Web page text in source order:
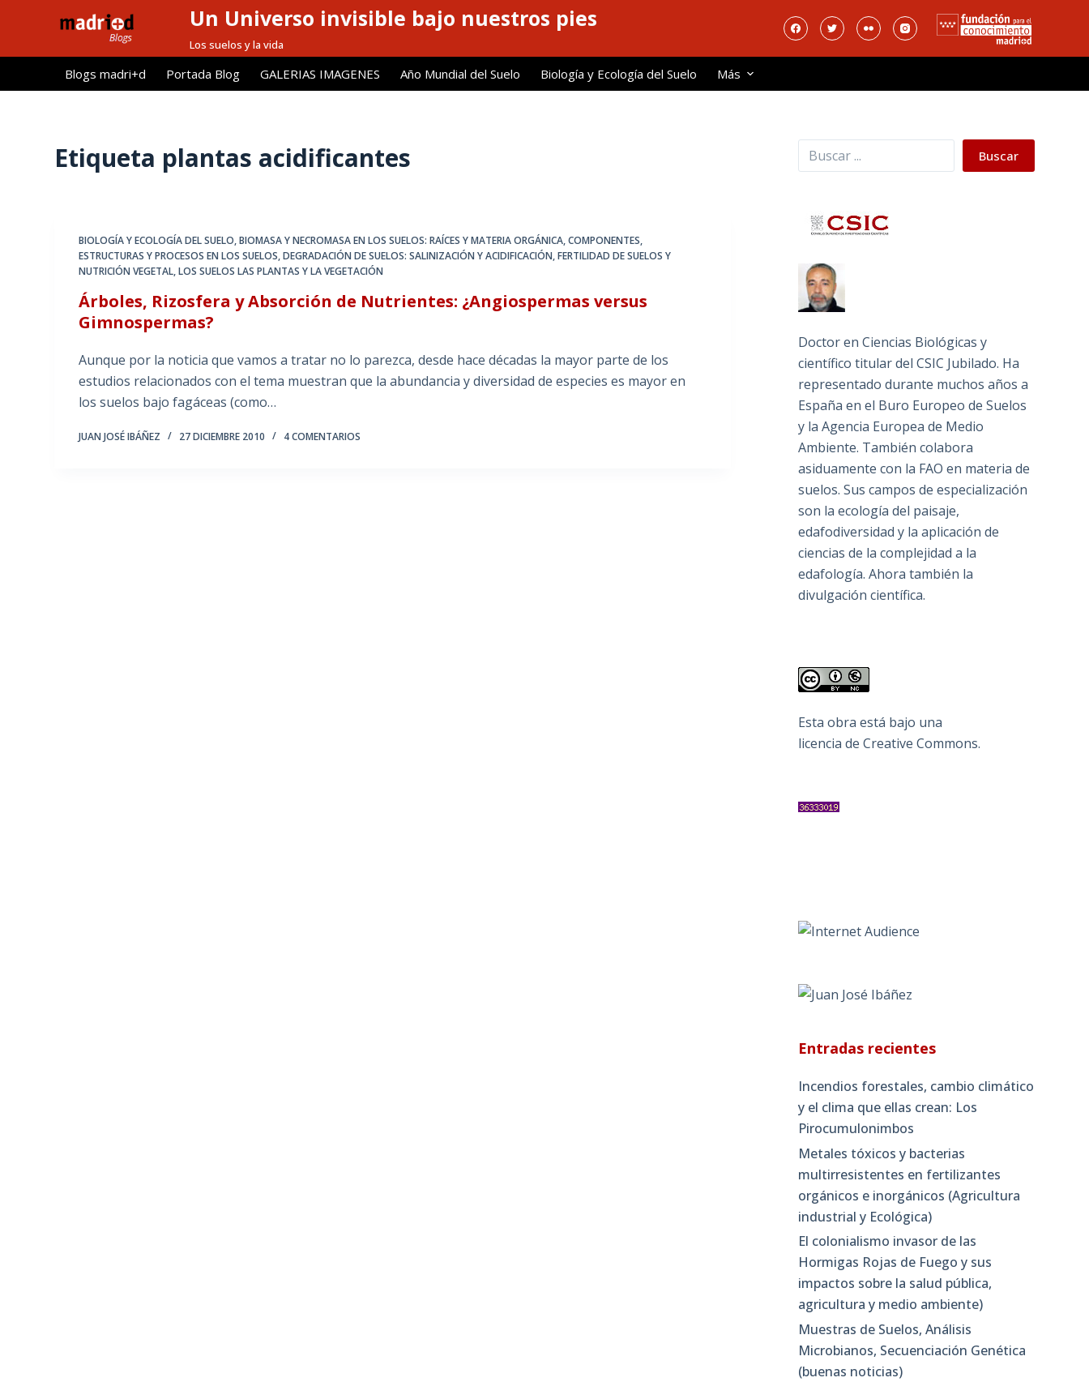
l
Un Universo invisible bajo nuestros pies
Los suelos y la vida
Blogs madri+d Portada Blog GALERIAS IMAGENES Año Mundial del Suelo Biología y Ecología del Suelo Más
Etiqueta plantas acidificantes
BIOLOGÍA Y ECOLOGÍA DEL SUELO,BIOMASA Y NECROMASA EN LOS SUELOS: RAÍCES Y MATERIA ORGÁNICA,COMPONENTES,
ESTRUCTURAS Y PROCESOS EN LOS SUELOS,DEGRADACIÓN DE SUELOS: SALINIZACIÓN Y ACIDIFICACIÓN,FERTILIDAD DE SUELOS Y
NUTRICIÓN VEGETAL,LOS SUELOS LAS PLANTAS Y LA VEGETACIÓN
Árboles, Rizosfera y Absorción de Nutrientes: ¿Angiospermas versus
Gimnospermas?
Aunque por la noticia que vamos a tratar no lo parezca, desde hace décadas la mayor parte de los
estudios relacionados con el tema muestran que la abundancia y diversidad de especies es mayor en
los suelos bajo fagáceas (como…
JUAN JOSÉ IBÁÑEZ 27 DICIEMBRE 2010 4 COMENTARIOS
Buscar Buscar
Doctor en Ciencias Biológicas y
científico titular del CSIC Jubilado. Ha
representado durante muchos años a
España en el Buro Europeo de Suelos
y la Agencia Europea de Medio
Ambiente. También colabora
asiduamente con la FAO en materia de
suelos. Sus campos de especialización
son la ecología del paisaje,
edafodiversidad y la aplicación de
ciencias de la complejidad a la
edafología. Ahora también la
divulgación científica.
Esta obra está bajo una
licencia de Creative Commons.
Entradas recientes
Incendios forestales, cambio climático
y el clima que ellas crean: Los
Pirocumulonimbos
Metales tóxicos y bacterias
multirresistentes en fertilizantes
orgánicos e inorgánicos (Agricultura
industrial y Ecológica)
El colonialismo invasor de las
Hormigas Rojas de Fuego y sus
impactos sobre la salud pública,
agricultura y medio ambiente)
Muestras de Suelos, Análisis
Microbianos, Secuenciación Genética
(buenas noticias)